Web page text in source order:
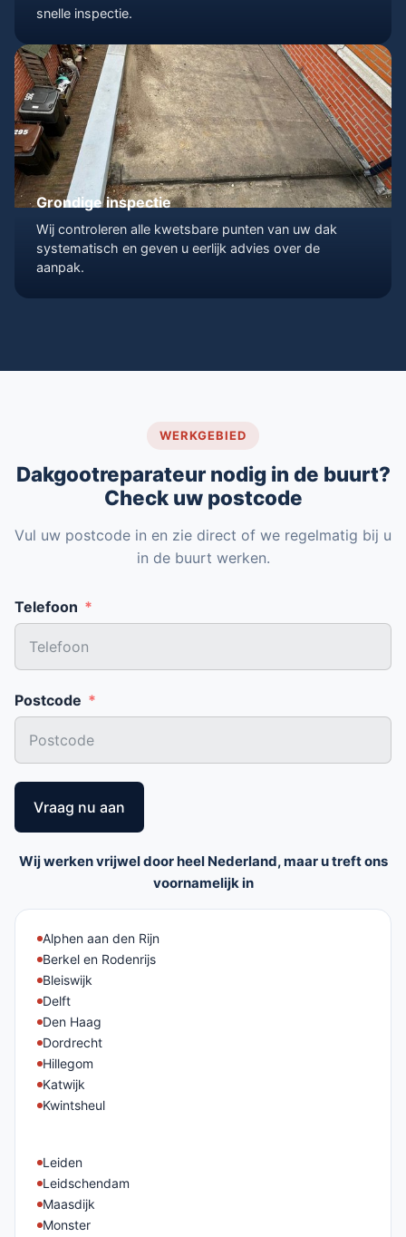
snelle inspectie.
Grondige inspectie
Wij controleren alle kwetsbare punten van uw dak
systematisch en geven u eerlijk advies over de
aanpak.
WERKGEBIED
Dakgootreparateur nodig in de buurt?
Check uw postcode
Vul uw postcode in en zie direct of we regelmatig bij u
in de buurt werken.
Telefoon
Postcode
Vraag nu aan
Wij werken vrijwel door heel Nederland, maar u treft ons
voornamelijk in
Alphen aan den Rijn
Berkel en Rodenrijs
Bleiswijk
Delft
Den Haag
Dordrecht
Hillegom
Katwijk
Kwintsheul
Leiden
Leidschendam
Maasdijk
Monster